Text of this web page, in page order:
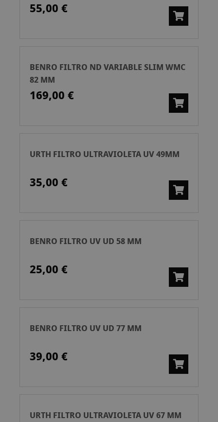
55,00 €
BENRO FILTRO ND VARIABLE SLIM WMC
82 MM
169,00 €
URTH FILTRO ULTRAVIOLETA UV 49MM
35,00 €
BENRO FILTRO UV UD 58 MM
25,00 €
BENRO FILTRO UV UD 77 MM
39,00 €
URTH FILTRO ULTRAVIOLETA UV 67 MM